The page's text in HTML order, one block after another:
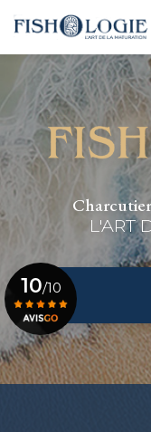
au
principal
L'ART
10/10
Voir le certificat